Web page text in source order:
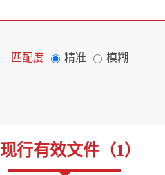
匹配度 精准 模糊
现行有效文件 （1）